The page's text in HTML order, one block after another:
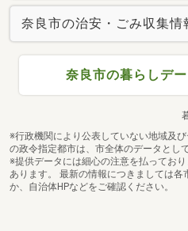
奈良市の治安・ごみ収集情
奈良市の暮らしデ
※行政機関により公表していない地域及
の政令指定都市は、市全体のデータとし
※提供データには細心の注意を払ってお
あります。 最新の情報につきましては各
か、自治体HPなどをご確認ください。